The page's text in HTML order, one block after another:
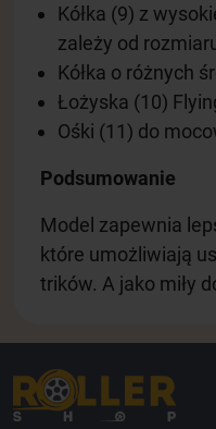
Kółka (9) z
zależy od
Kółka o różnych
Łożyska (10)
Ośki (11) do
Podsumowanie
Model zapewnia
które umożliwiają
trików. A jako miły